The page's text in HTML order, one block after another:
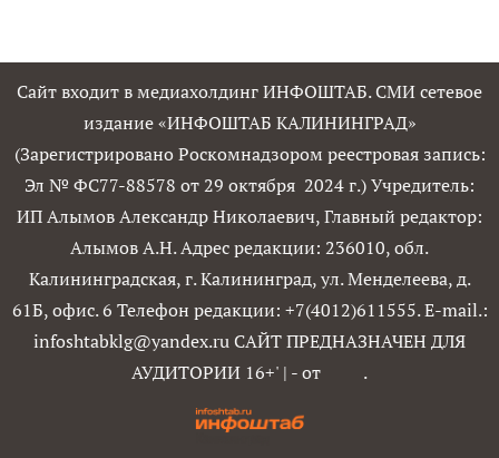
Сайт входит в медиахолдинг ИНФОШТАБ. СМИ сетевое
издание «ИНФОШТАБ КАЛИНИНГРАД»
(Зарегистрировано Роскомнадзором реестровая запись:
Эл № ФС77-88578 от 29 октября 2024 г.) Учредитель:
ИП Алымов Александр Николаевич, Главный редактор:
Алымов А.Н. Адрес редакции: 236010, обл.
Калининградская, г. Калининград, ул. Менделеева, д.
61Б, офис. 6 Телефон редакции: +7(4012)611555. E-mail.:
infoshtabklg@yandex.ru САЙТ ПРЕДНАЗНАЧЕН ДЛЯ
АУДИТОРИИ 16+' | - от .